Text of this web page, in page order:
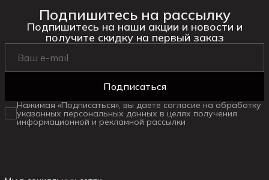
Подпишитесь на рассылку
Подпишитесь на наши акции и новости и
получите скидку на первый заказ
Подписаться
Нажимая «Подписаться», вы даете согласие на обработку
указанных персональных данных в целях получения
информационной и рекламной рассылки